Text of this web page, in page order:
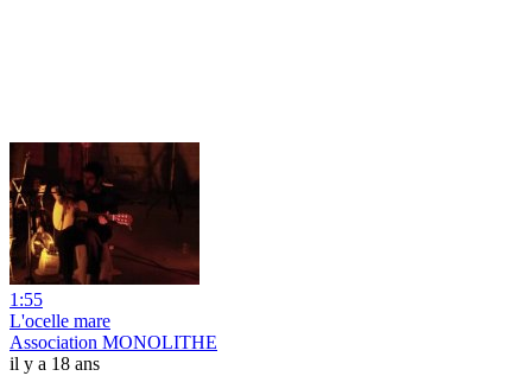
1:55
L'ocelle mare
Association MONOLITHE
il y a 18 ans